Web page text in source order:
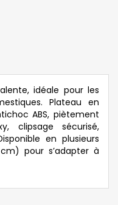
idéale pour les
Plateau en
ABS, piètement
clipsage sécurisé,
en plusieurs
pour s’adapter à